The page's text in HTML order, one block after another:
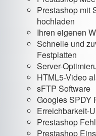
Prestashop mit
hochladen
Ihren eigenen
Schnelle und
Festplatten
Server-
HTML5-Video
sFTP Software
Googles SPDY
Erreichbarkeit-
Prestashop
Prestashop